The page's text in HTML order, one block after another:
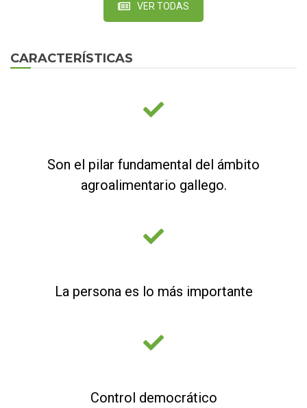
VER TODAS
CARACTERÍSTICAS
Son el pilar fundamental del ámbito
agroalimentario gallego.
La persona es lo más importante
Control democrático